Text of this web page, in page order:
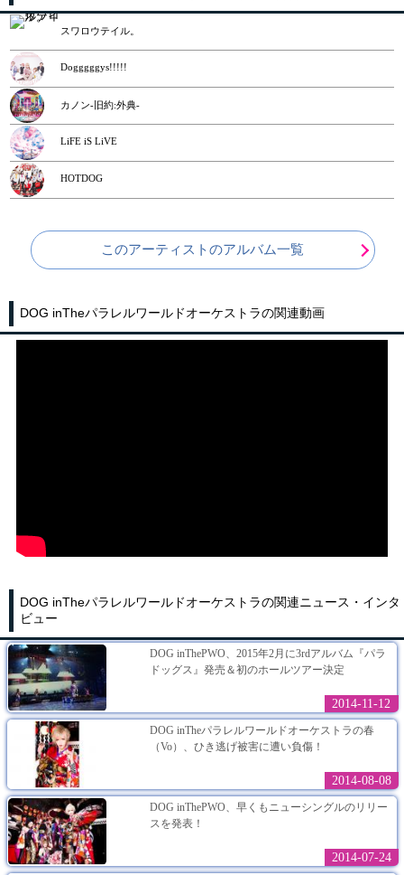
スワロウテイル。
Dogggggys!!!!!
カノン-旧約:外典-
LiFE iS LiVE
HOTDOG
このアーティストのアルバム一覧
DOG inTheパラレルワールドオーケストラの関連動画
DOG inTheパラレルワールドオーケストラの関連ニュース・インタ
ビュー
DOG inThePWO、2015年2月に3rdアルバム『パラ
ドッグス』発売＆初のホールツアー決定
2014-11-12
DOG inTheパラレルワールドオーケストラの春
（Vo）、ひき逃げ被害に遭い負傷！
2014-08-08
DOG inThePWO、早くもニューシングルのリリー
スを発表！
2014-07-24